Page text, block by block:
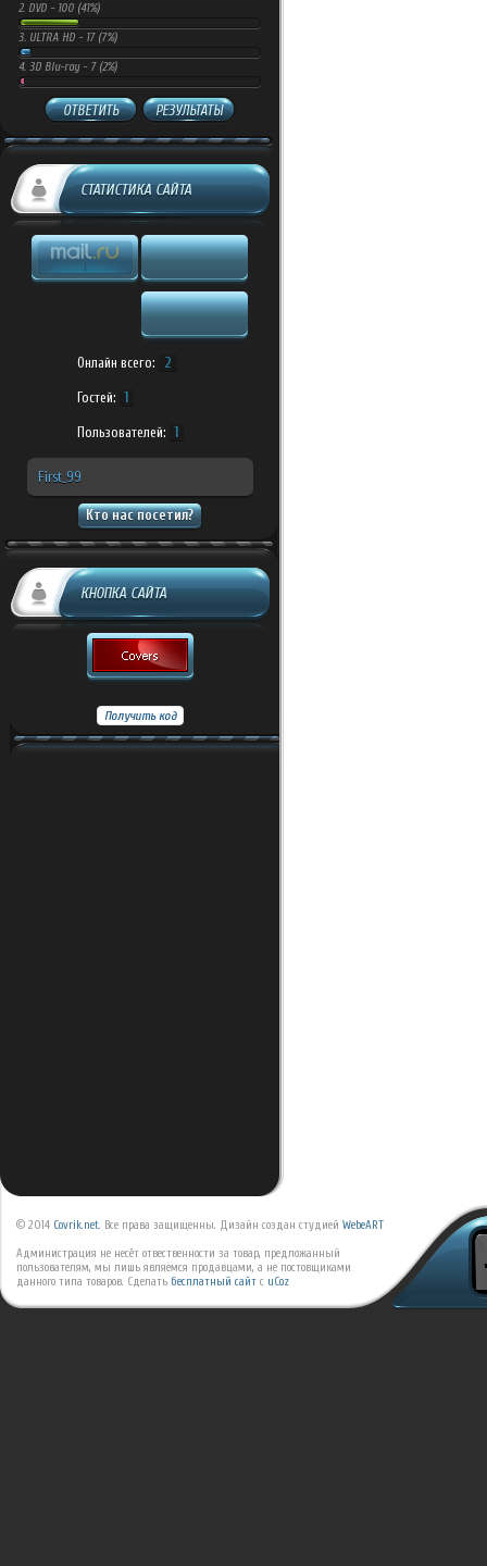
2. DVD - 100 (41%)
3. ULTRA HD - 17 (7%)
4. 3D Blu-ray - 7 (2%)
ОТВЕТИТЬ РЕЗУЛЬТАТЫ
СТАТИСТИКА САЙТА
Онлайн всего: 2
Гостей: 1
Пользователей: 1
First_99
Кто нас посетил?
КНОПКА САЙТА
© 2014 Covrik.net. Все права защищенны. Дизайн создан студией WebeART
Администрация не несёт отвественности за товар, предложанный
пользователям, мы лишь являемся продавцами, а не постовщиками
данного типа товаров. Сделать бесплатный сайт с uCoz